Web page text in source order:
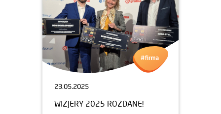
23.05.2025
WIZJERY 2025 ROZDANE!